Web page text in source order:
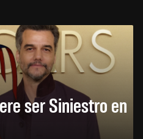
ser Siniestro en